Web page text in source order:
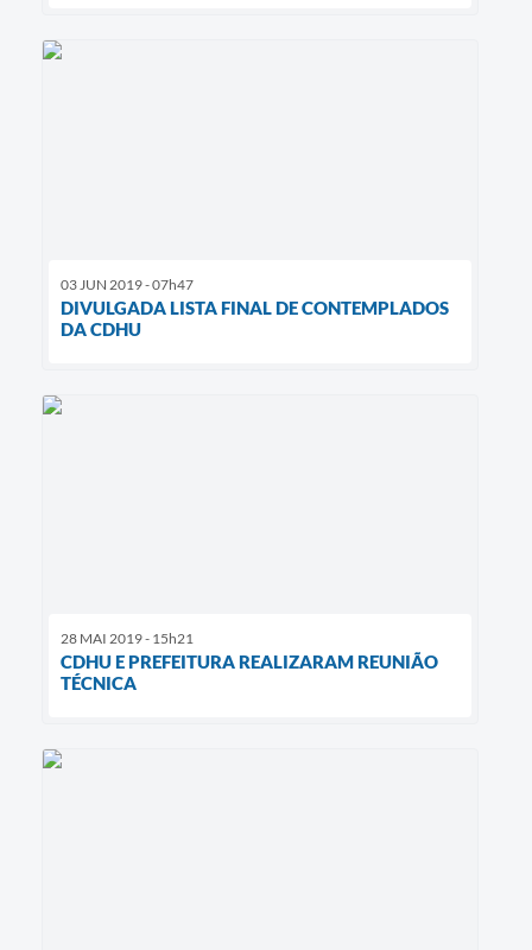
03 JUN 2019 - 07h47
DIVULGADA LISTA FINAL DE CONTEMPLADOS
DA CDHU
28 MAI 2019 - 15h21
CDHU E PREFEITURA REALIZARAM REUNIÃO
TÉCNICA